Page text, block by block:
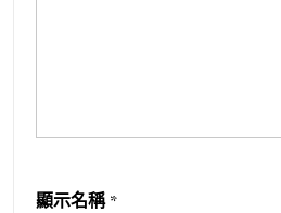
顯示名稱 *